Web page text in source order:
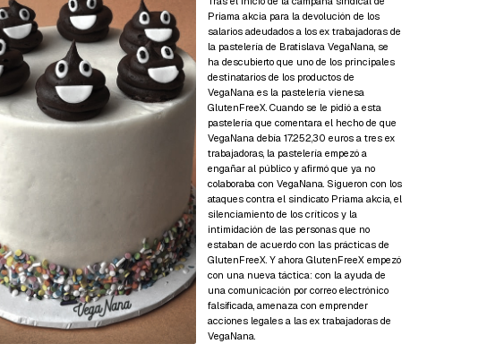
Priama akcia para la devolución de los
salarios adeudados a los ex trabajadoras de
la pastelería de Bratislava VegaNana, se
ha descubierto que uno de los principales
destinatarios de los productos de
VegaNana es la pastelería vienesa
GlutenFreeX. Cuando se le pidió a esta
pastelería que comentara el hecho de que
VegaNana debía 17.252,30 euros a tres ex
trabajadoras, la pastelería empezó a
engañar al público y afirmó que ya no
colaboraba con VegaNana. Sigueron con los
ataques contra el sindicato Priama akcia, el
silenciamiento de los críticos y la
intimidación de las personas que no
estaban de acuerdo con las prácticas de
GlutenFreeX. Y ahora GlutenFreeX empezó
con una nueva táctica: con la ayuda de
una comunicación por correo electrónico
falsificada, amenaza con emprender
acciones legales a las ex trabajadoras de
VegaNana.